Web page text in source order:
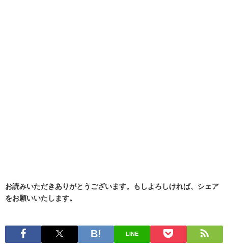
お読みいただきありがとうございます。もしよろしければ、シェア
をお願いいたします。
LINE